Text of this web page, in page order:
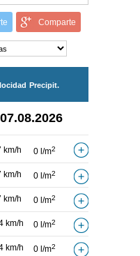
Comparte
Precipit.
07.08.2026
km/h 0 l/m2
km/h 0 l/m2
km/h 0 l/m2
km/h 0 l/m2
km/h 0 l/m2